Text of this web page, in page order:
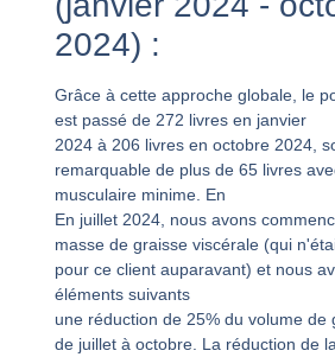
2024) :
Grâce à cette approche globale, le
est passé de 272 livres en janvier
2024 à 206 livres en octobre 2024,
remarquable de plus de 65 livres
musculaire minime. En
En juillet 2024, nous avons
masse de graisse viscérale (qui
pour ce client auparavant) et nous
éléments suivants
une réduction de 25% du volume de
de juillet à octobre. La réduction de